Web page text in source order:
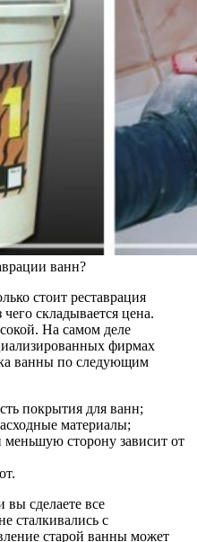
ванн?
стоит реставрация
складывается цена.
На самом деле
фирмах
ванны по следующим
покрытия для ванн;
материалы;
сторону зависит от
вы сделаете все
сталкивались с
старой ванны может